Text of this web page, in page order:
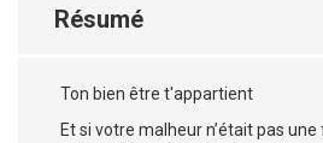
Résumé
Ton bien être t'appartient
Et si votre malheur n’était pas